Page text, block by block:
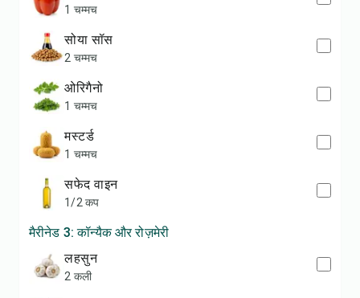
1 चम्मच
सोया सॉस
2 चम्मच
ओरिगैनो
1 चम्मच
मस्टर्ड
1 चम्मच
सफेद वाइन
1/2 कप
मैरीनेड 3: कॉन्यैक और रोज़मेरी
लहसुन
2 कली